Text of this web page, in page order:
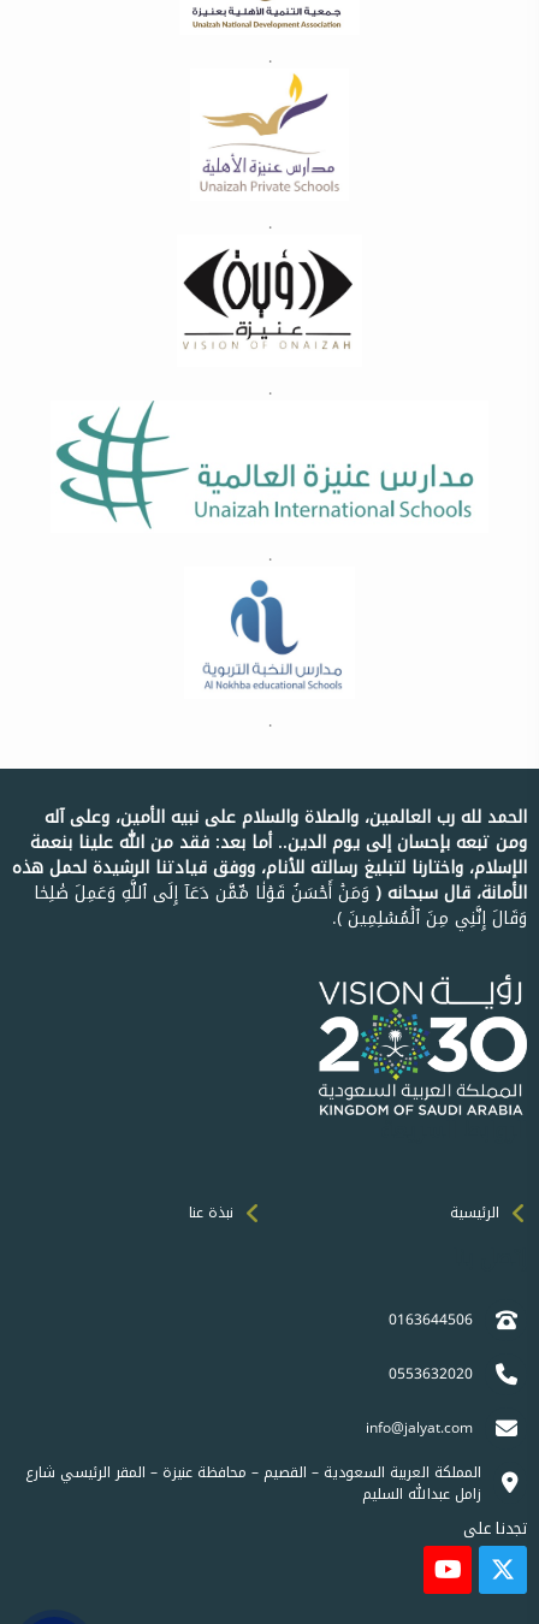
.
.
.
.
.
الحمد لله رب العالمين، والصلاة والسلام على نبيه الأمين، وعلى آله
ومن تبعه بإحسان إلى يوم الدين.. أما بعد: فقد من الله علينا بنعمة
الإسلام، واختارنا لتبليغ رسالته للأنام، ووفق قيادتنا الرشيدة لحمل هذه
الأمانة، قال سبحانه ﴿ وَمَنۡ أَحۡسَنُ قَوۡلٗا مِّمَّن دَعَآ إِلَى ٱللَّهِ وَعَمِلَ صَٰلِحٗا
وَقَالَ إِنَّنِي مِنَ ٱلۡمُسۡلِمِينَ ﴾.
الرئيسية نبذة عنا
0163644506
0553632020
info@jalyat.com
المملكة العربية السعودية – القصيم – محافظة عنيزة – المقر الرئيسي شارع
زامل عبدالله السليم
تجدنا على